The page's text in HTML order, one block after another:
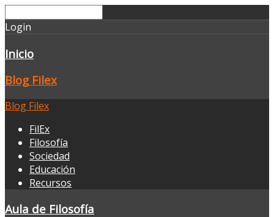
Login
Inicio
Blog Filex
Blog Filex
FilEx
Filosofía
Sociedad
Educación
Recursos
Aula de Filosofía